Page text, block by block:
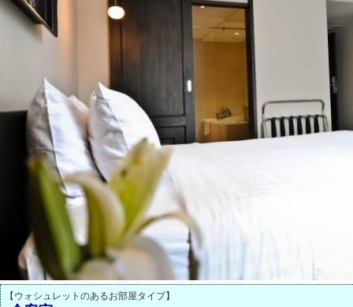
【ウォシュレットのあるお部屋タイプ】